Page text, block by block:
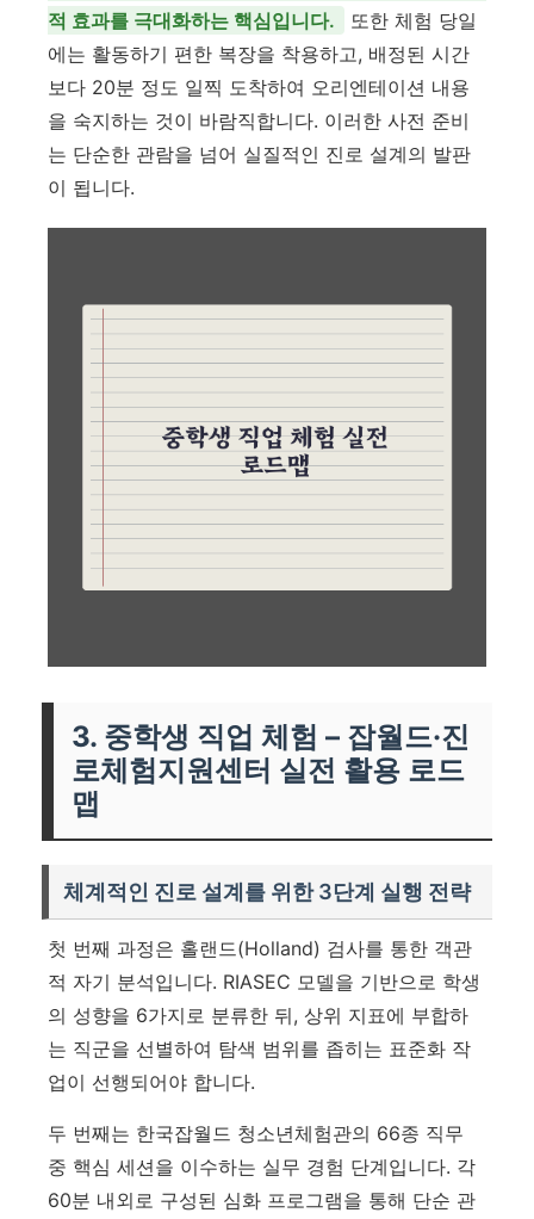
적 효과를 극대화하는 핵심입니다.
또한 체험 당일
에는 활동하기 편한 복장을 착용하고, 배정된 시간
보다 20분 정도 일찍 도착하여 오리엔테이션 내용
을 숙지하는 것이 바람직합니다. 이러한 사전 준비
는 단순한 관람을 넘어 실질적인 진로 설계의 발판
이 됩니다.
3. 중학생 직업 체험 – 잡월드·진
로체험지원센터 실전 활용 로드
맵
체계적인 진로 설계를 위한 3단계 실행 전략
첫 번째 과정은 홀랜드(Holland) 검사를 통한 객관
적 자기 분석입니다. RIASEC 모델을 기반으로 학생
의 성향을 6가지로 분류한 뒤, 상위 지표에 부합하
는 직군을 선별하여 탐색 범위를 좁히는 표준화 작
업이 선행되어야 합니다.
두 번째는 한국잡월드 청소년체험관의 66종 직무
중 핵심 세션을 이수하는 실무 경험 단계입니다. 각
60분 내외로 구성된 심화 프로그램을 통해 단순 관